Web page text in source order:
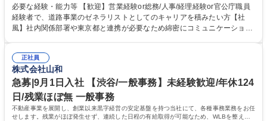
制度やキャリア支援が充実しております！ ※下記業務詳細 【業務詳細】■
管理部門：広報、人事、経理など当公社の運営に係る管理業務 ■収益部
門：駐車場の新規開拓、管理運営、新宿駅西口広場の「イベントコーナ
道路施設や道路工事現場の見学ツアー事業 ※入社後は上記いずれかの部門
へ配属。※業務内容変更の範囲：会社の定める業務 募集職種 【都庁グル
ープ】総合職（事務）◇残業月平均9時間未満／有給年平均16日取得
必要な経験・能力等 【歓迎】営業経験or総務/人事/経理経験or官公庁職員
経験者で、道路事業のゼネラリストとしてのキャリアを積みたい方【社
風】社内関係部署や東京都と連携が必要なため綿密にコミュニケーション
部門など多岐に渡る業務を経験できます。 ■様々なプロジェクト：駐車場
事業の他、新宿駅西口広場内に設置された照明を兼ねた広告「ブライトサ
イン」の管理運営を行うなど、事業収益を生み出す活動を積極的に行って
います。 学歴・資格 学歴：大学院 大学 高専 短大 専修学校 高校 語学力：
資格：
正社員
株式会社山和
急募|9月1日入社 【渋谷/一般事務】未経験歓迎/年休124
日/残業ほぼ無 一般事務
不動産事業を展開し、創業以来黒字経営の安定基盤を持つ当社にて、各種事務業務をお任
せします。残業がほぼ発生せず、連続した日程の有給取得が可能なため、WLBを整えた